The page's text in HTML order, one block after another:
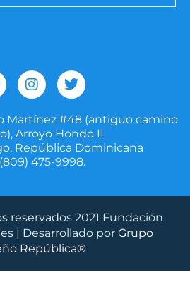
I
n
t
a
g
r
T
w
t
t
e
r
Martínez #48 (antiguo camino
Arroyo Hondo II
República Dominicana
475-9998.
reservados 2021 Fundación
| Desarrollado por Grupo
República®